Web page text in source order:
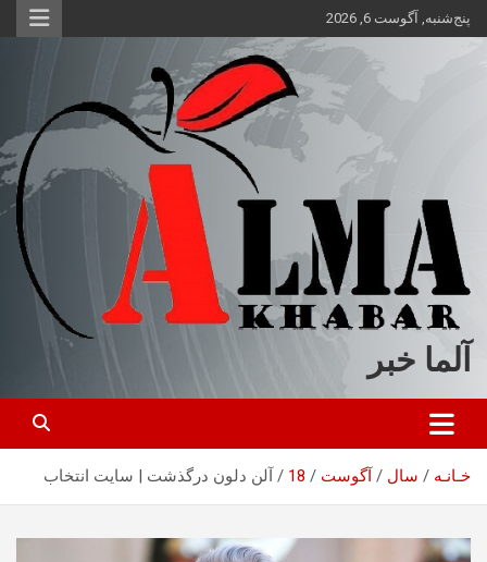
محتوا
پنج‌شنبه, آگوست 6, 2026
آلما خبر
خـانـه سال آگوست 18 آلن دلون درگذشت | سایت انتخاب